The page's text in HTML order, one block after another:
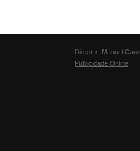
Director: Manuel
Publicidade Online